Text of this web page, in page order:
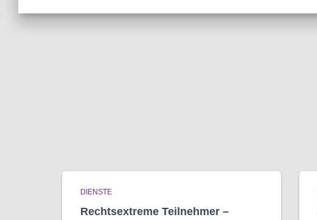
DIENSTE
Rechtsextreme Teilnehmer –